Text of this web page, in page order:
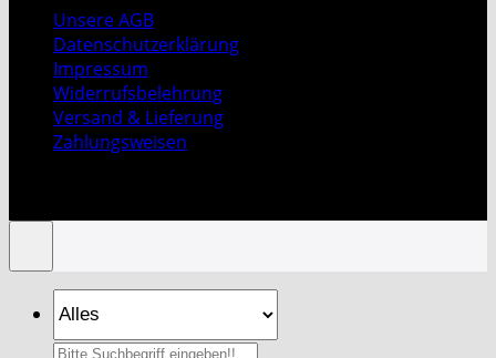
Unsere AGB
Datenschutzerklärung
Impressum
Widerrufsbelehrung
Versand & Lieferung
Zahlungsweisen
Suche